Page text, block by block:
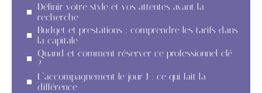
Définir votre style et vos attentes avant la
recherche
Budget et prestations : comprendre les tarifs dans
la capitale
Quand et comment réserver ce professionnel clé
?
L’accompagnement le jour J : ce qui fait la
différence